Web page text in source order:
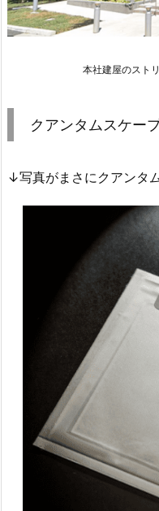
本社建屋のスト
クアンタムスケー
↓写真がまさにクアンタ